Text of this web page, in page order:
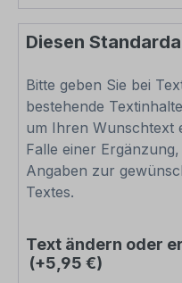
Diesen
Bitte geben Sie bei
bestehende
um Ihren Wunschtext
Falle einer
Angaben zur
Textes.
Text ändern oder
(+5,95 €)